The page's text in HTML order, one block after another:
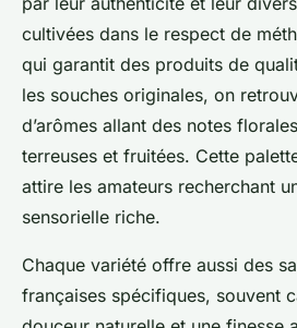
cultivées dans le respect de
qui garantit des produits de
les souches originales, on
d’arômes allant des notes
terreuses et fruitées. Cette
attire les amateurs recherchant
sensorielle riche.
Chaque variété offre aussi des
françaises spécifiques, souvent